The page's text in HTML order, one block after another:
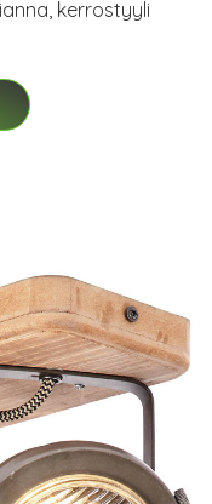
kerrostyyli